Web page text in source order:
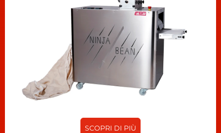
SCOPRI DI PIÙ